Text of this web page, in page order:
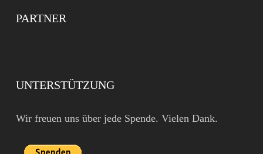
PARTNER
UNTERSTÜTZUNG
Wir freuen uns über jede Spende. Vielen Dank.